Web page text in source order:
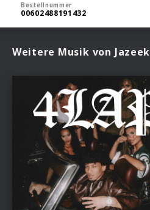
Bestellnummer
00602488191432
Weitere Musik von Jazeek